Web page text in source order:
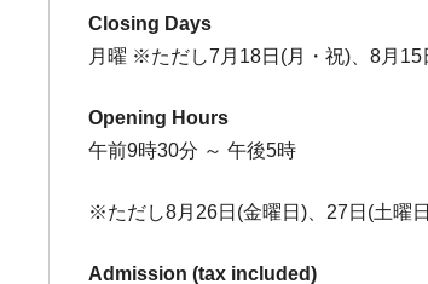
Closing Days
月曜 ※ただし7月18日(月・祝)、8月
Opening Hours
午前9時30分 ～ 午後5時
※ただし8月26日(金曜日)、27日(土曜
Admission (tax included)